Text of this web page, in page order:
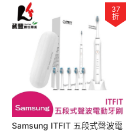
37
折
Samsung ITFIT 五段式聲波電